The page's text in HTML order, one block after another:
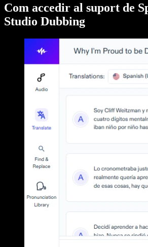
Com accedir al suport de
Studio Dubbing